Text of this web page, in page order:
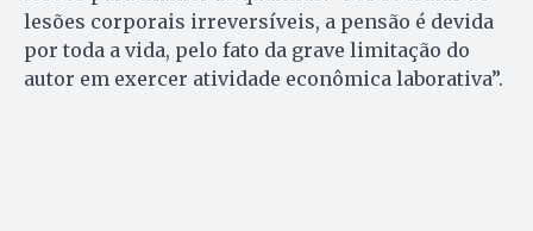
lesões corporais irreversíveis, a pensão é devida
por toda a vida, pelo fato da grave limitação do
autor em exercer atividade econômica laborativa”.